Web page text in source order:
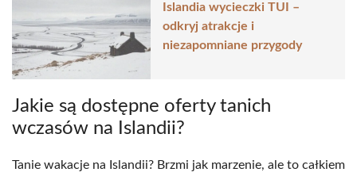
Islandia wycieczki TUI –
odkryj atrakcje i
niezapomniane przygody
Jakie są dostępne oferty tanich
wczasów na Islandii?
Tanie wakacje na Islandii? Brzmi jak marzenie, ale to całkiem